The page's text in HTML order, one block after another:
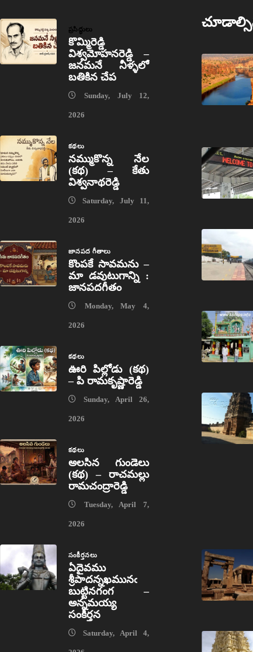
ప్రసిద్ధులు
కొమ్మిరెడ్డి
విశ్వమోహనరెడ్డి –
జనమనే నీళ్ళలో
బతికిన చేప
Sunday, July 12,
2026
కథలు
నమ్ముకొన్న నేల
(కథ) – కేతు
విశ్వనాథరెడ్డి
Saturday, July 11,
2026
జానపద గీతాలు
కొంపకే సావమను –
మా డవుటుగాన్ని :
జానపదగీతం
Monday, May 4,
2026
కథలు
ఊరి పిల్లోడు (కథ)
– పి రామకృష్ణారెడ్డి
Sunday, April 26,
2026
కథలు
అలసిన గుండెలు
(కథ) – రాచమల్లు
రామచంద్రారెడ్డి
Tuesday, April 7,
2026
సంకీర్తనలు
ఏదైవము
శ్రీపాదన్నఖమునఁ
బుట్టినగంగ –
అన్నమయ్య
సంకీర్తన
Saturday, April 4,